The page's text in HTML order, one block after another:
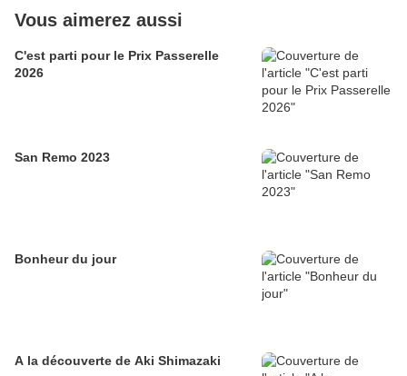
Vous aimerez aussi
C'est parti pour le Prix Passerelle
2026
San Remo 2023
Bonheur du jour
A la découverte de Aki Shimazaki